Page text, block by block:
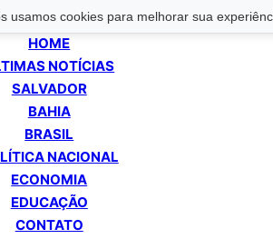
usamos cookies para melhorar sua
HOME
NOTÍCIAS
SALVADOR
BAHIA
BRASIL
NACIONAL
ECONOMIA
EDUCAÇÃO
CONTATO